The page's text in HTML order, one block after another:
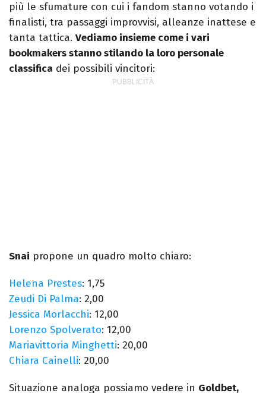
più le sfumature con cui i fandom stanno votando i
finalisti, tra passaggi improvvisi, alleanze inattese e
tanta tattica. Vediamo insieme come i vari
bookmakers stanno stilando la loro personale
classifica dei possibili vincitori:
Snai propone un quadro molto chiaro:
Helena Prestes: 1,75
Zeudi Di Palma: 2,00
Jessica Morlacchi: 12,00
Lorenzo Spolverato: 12,00
Mariavittoria Minghetti: 20,00
Chiara Cainelli: 20,00
Situazione analoga possiamo vedere in Goldbet,